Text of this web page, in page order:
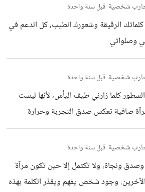
شخصية قبل سنة واحدة
الرقيقة وشعورك الطيب، كل الدعم في
وصلواتي
شخصية قبل سنة واحدة
كلما زارني طيف اليأس، لأنها ليست
صافية تعكس صدق التجربة وحرارة
جملة كتبتها نبضٌ من حياة، وفي كل
امتداد لصوتٍ داخلي لطالما عجزت عن
ترجمته، وجدتُه هنا حيًّا، واضحًا، وممتلئًا بعزاء لا يُشترى. من
شخصية قبل سنة واحدة
ونجاة، ولا تكتمل إلا حين تكون مرآة
لروحك، لا لرضى الآخرين. وجود شخص يفهم ويقدّر الكلمة بهذه